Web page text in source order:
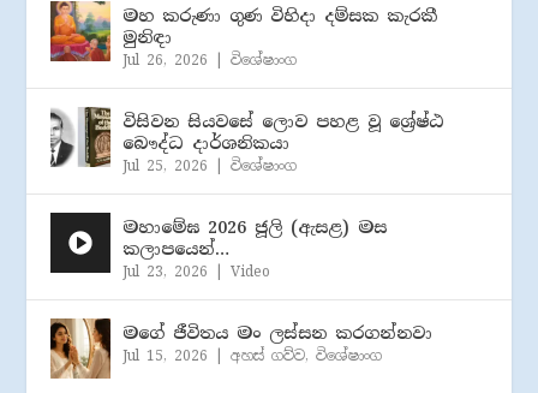
මහ කරුණා ගුණ විහිදා දම්සක කැරකී
මුනිඳා
Jul 26, 2026 |විශේෂාංග
විසිවන සියවසේ ලොව පහළ වූ ශ්‍රේෂ්ඨ
බෞද්ධ දාර්ශනිකයා
Jul 25, 2026 |විශේෂාංග
මහාමේඝ 2026 ජූලි (​ඇසළ) මස
කලාපයෙන්…
Jul 23, 2026 |Video
මගේ ජීවිතය මං ලස්සන කරගන්නවා
Jul 15, 2026 |අහස් ගව්ව,විශේෂාංග